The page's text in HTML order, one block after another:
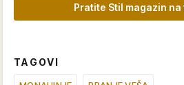
Pratite Stil magazin
TAGOVI